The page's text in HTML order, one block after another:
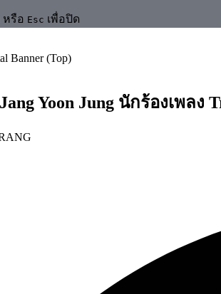
หรือ Esc เพื่อปิด
Banner (Top)
Yoon Jung นักร้องเพล